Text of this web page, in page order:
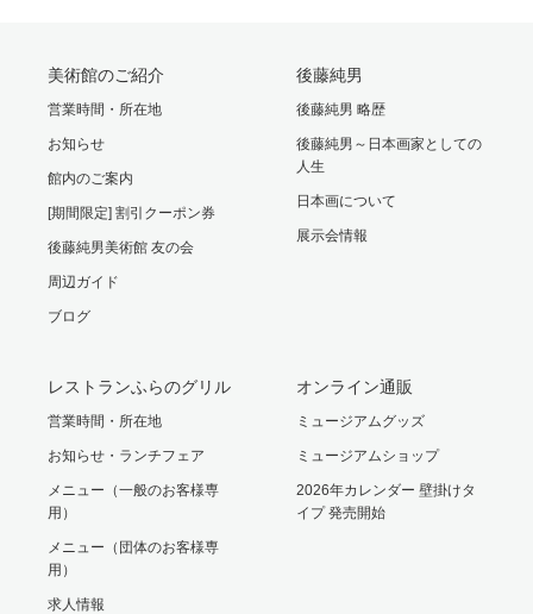
美術館のご紹介
営業時間・所在地
お知らせ
館内のご案内
[期間限定] 割引クーポン券
後藤純男美術館 友の会
周辺ガイド
ブログ
後藤純男
後藤純男 略歴
後藤純男～日本画家としての
人生
日本画について
展示会情報
レストランふらのグリル
営業時間・所在地
お知らせ・ランチフェア
メニュー（一般のお客様専
用）
メニュー（団体のお客様専
用）
求人情報
オンライン通販
ミュージアムグッズ
ミュージアムショップ
2026年カレンダー 壁掛けタ
イプ 発売開始